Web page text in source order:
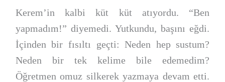
Kerem’in kalbi küt küt atıyordu. “Ben
yapmadım!” diyemedi. Yutkundu, başını eğdi.
İçinden bir fısıltı geçti: Neden hep sustum?
Neden bir tek kelime bile edemedim?
Öğretmen omuz silkerek yazmaya devam etti.